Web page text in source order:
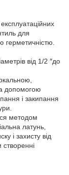
для
від 1/2 ″до
допомогою
і закипання
методом
латунь,
і захисту від
створенні